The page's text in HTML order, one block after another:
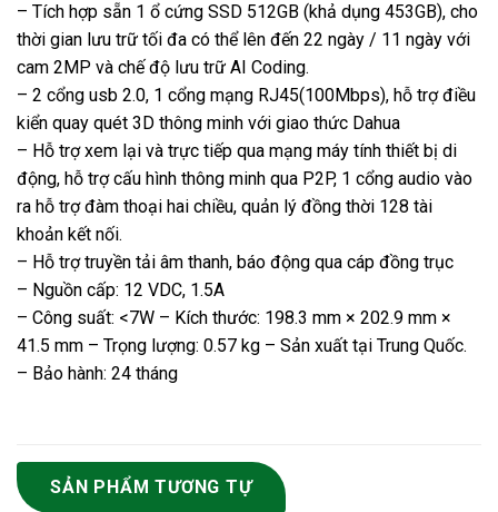
– Tích hợp sẵn 1 ổ cứng SSD 512GB (khả dụng 453GB), cho
thời gian lưu trữ tối đa có thể lên đến 22 ngày / 11 ngày với
cam 2MP và chế độ lưu trữ AI Coding.
– 2 cổng usb 2.0, 1 cổng mạng RJ45(100Mbps), hỗ trợ điều
kiển quay quét 3D thông minh với giao thức Dahua
– Hỗ trợ xem lại và trực tiếp qua mạng máy tính thiết bị di
động, hỗ trợ cấu hình thông minh qua P2P, 1 cổng audio vào
ra hỗ trợ đàm thoại hai chiều, quản lý đồng thời 128 tài
khoản kết nối.
– Hỗ trợ truyền tải âm thanh, báo động qua cáp đồng trục
– Nguồn cấp: 12 VDC, 1.5A
– Công suất: <7W – Kích thước: 198.3 mm × 202.9 mm ×
41.5 mm – Trọng lượng: 0.57 kg – Sản xuất tại Trung Quốc.
– Bảo hành: 24 tháng
SẢN PHẨM TƯƠNG TỰ